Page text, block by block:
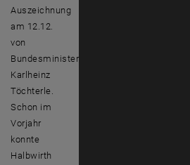
Auszeichnung
am 12.12.
von
Bundesminister
Karlheinz
Töchterle.
Schon im
Vorjahr
konnte
Halbwirth